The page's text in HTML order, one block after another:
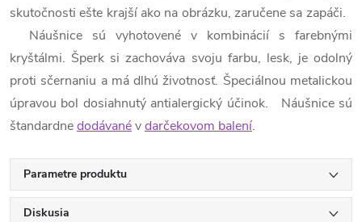
skutočnosti ešte krajší ako na obrázku, zaručene sa zapáči.
Náušnice sú vyhotovené v kombinácií s farebnými
kryštálmi. Šperk si zachováva svoju farbu, lesk, je odolný
proti sčernaniu a má dlhú životnosť. Špeciálnou metalickou
úpravou bol dosiahnutý antialergický účinok. Náušnice sú
štandardnedodávanévdarčekovom balení.
Parametre produktu
Diskusia